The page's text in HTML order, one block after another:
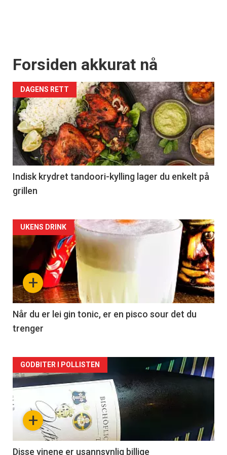
Forsiden akkurat nå
DAGENS RETT
Indisk krydret tandoori-kylling lager du enkelt på
grillen
Forsiden
akkurat
nå
-
2
+
UKENS DRINK
Når du er lei gin tonic, er en pisco sour det du
trenger
Forsiden
akkurat
nå+
GODBITER I POLLISTEN
Disse vinene er usannsynlig billige